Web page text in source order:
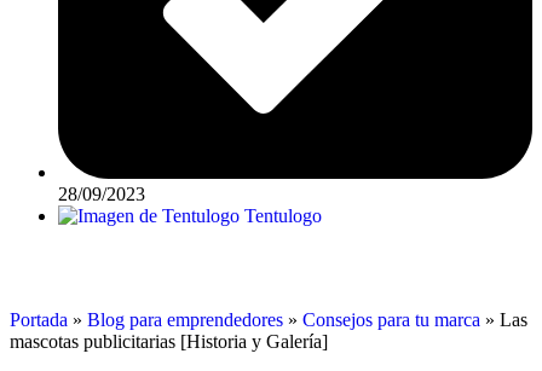
28/09/2023
Tentulogo
Portada » Blog para emprendedores » Consejos para tu marca » Las
mascotas publicitarias [Historia y Galería]